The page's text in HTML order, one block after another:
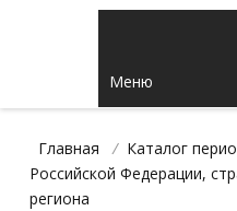
Меню
Главная / Каталог
Российской Федерации,
региона